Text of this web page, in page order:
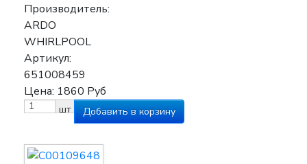
Производитель:
ARDO
WHIRLPOOL
Артикул:
651008459
Цена: 1860 Руб
шт